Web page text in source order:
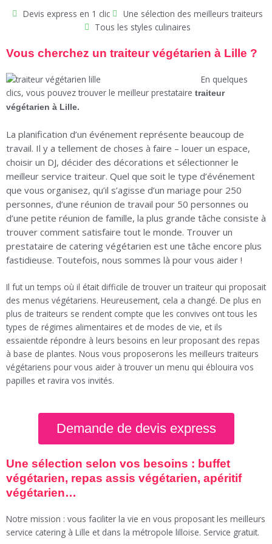
Devis express en 1 clic
Une sélection des meilleurs traiteurs
Tous les styles culinaires
Vous cherchez un traiteur végétarien à Lille ?
En quelques
clics, vous pouvez trouver le meilleur prestataire traiteur
végétarien à Lille.
La planification d’un événement représente beaucoup de
travail. Il y a tellement de choses à faire – louer un espace,
choisir un DJ, décider des décorations et sélectionner le
meilleur service traiteur. Quel que soit le type d’événement
que vous organisez, qu’il s’agisse d’un mariage pour 250
personnes, d’une réunion de travail pour 50 personnes ou
d’une petite réunion de famille, la plus grande tâche consiste à
trouver comment satisfaire tout le monde. Trouver un
prestataire de catering végétarien est une tâche encore plus
fastidieuse. Toutefois, nous sommes là pour vous aider !
Il fut un temps où il était difficile de trouver un traiteur qui proposait
des menus végétariens. Heureusement, cela a changé. De plus en
plus de traiteurs se rendent compte que les convives ont tous les
types de régimes alimentaires et de modes de vie, et ils
essaientde répondre à leurs besoins en leur proposant des repas
à base de plantes. Nous vous proposerons les meilleurs traiteurs
végétariens pour vous aider à trouver un menu qui éblouira vos
papilles et ravira vos invités.
Demande de devis express
Une sélection selon vos besoins : buffet
végétarien, repas assis végétarien, apéritif
végétarien…
Notre mission : vous faciliter la vie en vous proposant les meilleurs
service catering à Lille et dans la métropole lilloise. Service gratuit.